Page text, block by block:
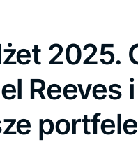
2025.
Reeves